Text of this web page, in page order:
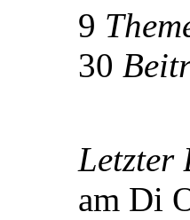
9
30
Letzter
am Di